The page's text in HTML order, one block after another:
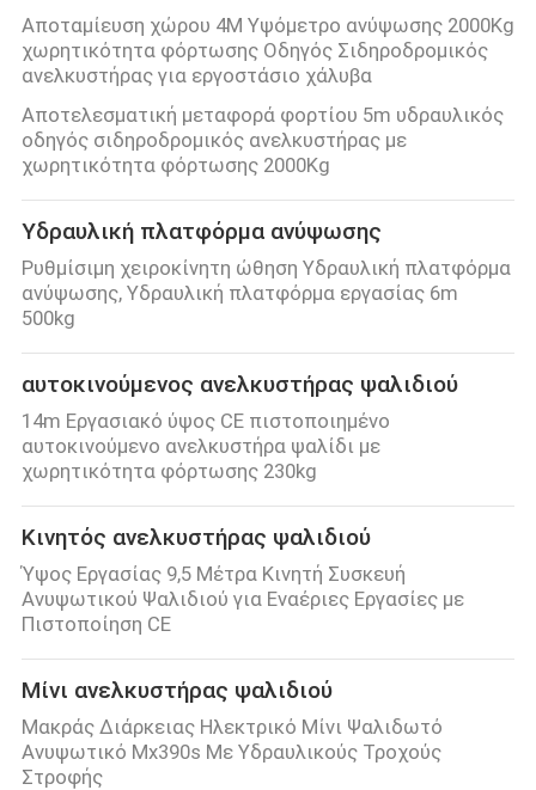
Αποταμίευση χώρου 4M Υψόμετρο ανύψωσης 2000Kg
χωρητικότητα φόρτωσης Οδηγός Σιδηροδρομικός
ανελκυστήρας για εργοστάσιο χάλυβα
Αποτελεσματική μεταφορά φορτίου 5m υδραυλικός
οδηγός σιδηροδρομικός ανελκυστήρας με
χωρητικότητα φόρτωσης 2000Kg
Υδραυλική πλατφόρμα ανύψωσης
Ρυθμίσιμη χειροκίνητη ώθηση Υδραυλική πλατφόρμα
ανύψωσης, Υδραυλική πλατφόρμα εργασίας 6m
500kg
αυτοκινούμενος ανελκυστήρας ψαλιδιού
14m Εργασιακό ύψος CE πιστοποιημένο
αυτοκινούμενο ανελκυστήρα ψαλίδι με
χωρητικότητα φόρτωσης 230kg
Κινητός ανελκυστήρας ψαλιδιού
Ύψος Εργασίας 9,5 Μέτρα Κινητή Συσκευή
Ανυψωτικού Ψαλιδιού για Εναέριες Εργασίες με
Πιστοποίηση CE
Μίνι ανελκυστήρας ψαλιδιού
Μακράς Διάρκειας Ηλεκτρικό Μίνι Ψαλιδωτό
Ανυψωτικό Mx390s Με Υδραυλικούς Τροχούς
Στροφής